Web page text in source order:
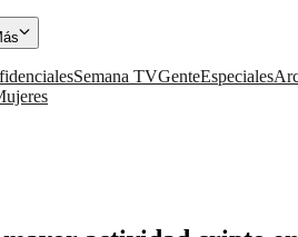
Semana TVGenteEspeciales